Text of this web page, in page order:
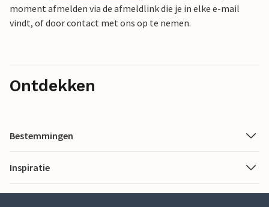
moment afmelden via de afmeldlink die je in elke e-mail
vindt, of door contact met ons op te nemen.
Ontdekken
Bestemmingen
Inspiratie